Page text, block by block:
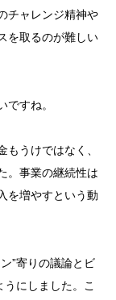
チャレンジ精神や
を取るのが難しい
ですね。
うけではなく、
。事業の継続性は
を増やすという動
”寄りの議論とビ
にしました。こ